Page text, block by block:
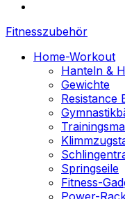
Fitnesszubehör
Home-Workout
Hanteln &
Gewichte
Resistance
Springseile
Fitness-
Power-